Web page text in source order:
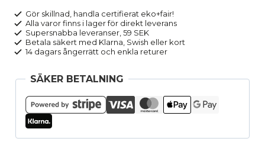
rosa
mängd
Gör skillnad, handla certifierat eko+fair!
Alla varor finns i lager för direkt leverans
Supersnabba leveranser, 59 SEK
Betala säkert med Klarna, Swish eller kort
14 dagars ångerrätt och enkla returer
SÄKER BETALNING